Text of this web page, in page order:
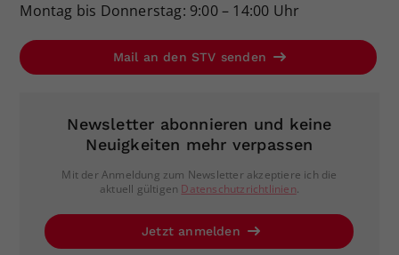
Montag bis Donnerstag: 9:00 – 14:00 Uhr
Mail an den STV senden
Newsletter abonnieren und keine
Neuigkeiten mehr verpassen
Mit der Anmeldung zum Newsletter akzeptiere ich die
aktuell gültigen Datenschutzrichtlinien.
Jetzt anmelden